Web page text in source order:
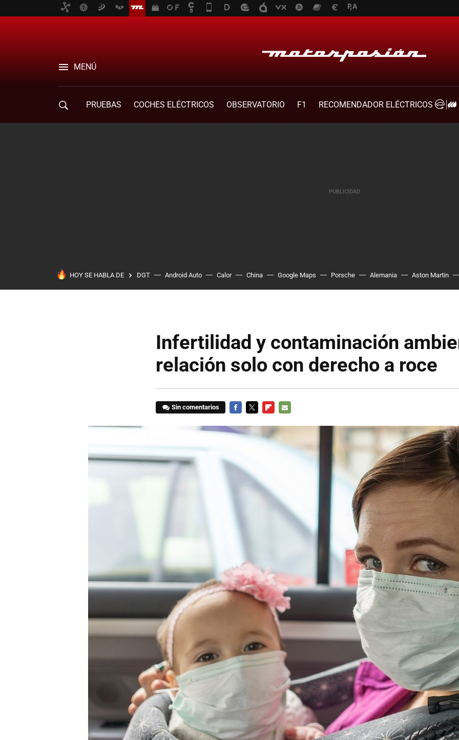
MENÚ
PRUEBAS COCHES ELÉCTRICOS OBSERVATORIO F1
RECOMENDADOR ELÉCTRICOS
HOY SE HABLA DE DGT Android Auto Calor China Google Maps Porsche Alemania Aston Martin
Infertilidad y contaminación
relación solo con derecho a roce
Sin comentarios